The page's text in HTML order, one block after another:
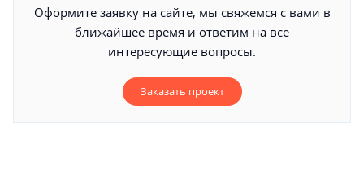
Оформите заявку на сайте, мы свяжемся с вами в
ближайшее время и ответим на все
интересующие вопросы.
Заказать проект